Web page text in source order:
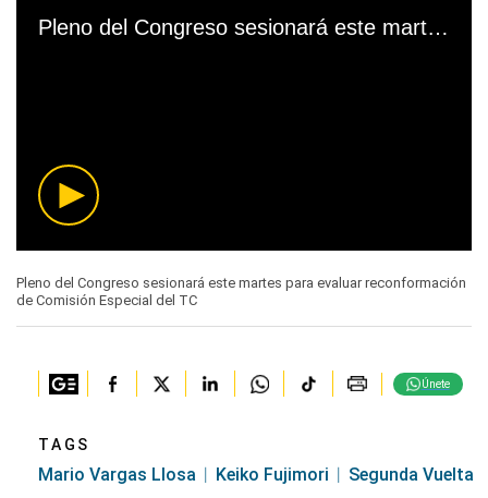
Pleno del Congreso sesionará este martes para evaluar reconformación de Comisión Especial del TC
seconds
of
0
seconds
Pleno del Congreso sesionará este martes para evaluar reconformación
de Comisión Especial del TC
Únete
TAGS
Mario Vargas Llosa Keiko Fujimori
Segunda Vuelta